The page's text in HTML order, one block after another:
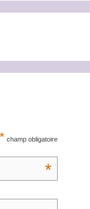
* champ obligatoire
*